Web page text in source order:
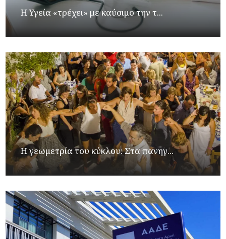
Η Υγεία «τρέχει» με καύσιμο την τ...
Η γεωμετρία του κύκλου: Στα πανηγ...